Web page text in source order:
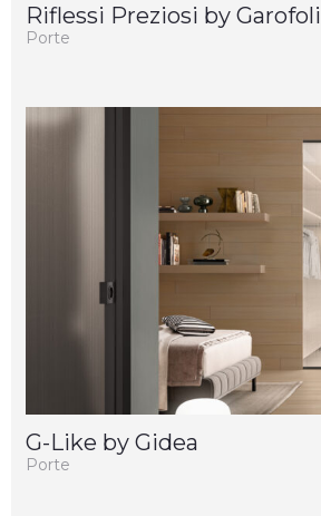
Riflessi Preziosi by Garofoli
Porte
G-Like by Gidea
Porte